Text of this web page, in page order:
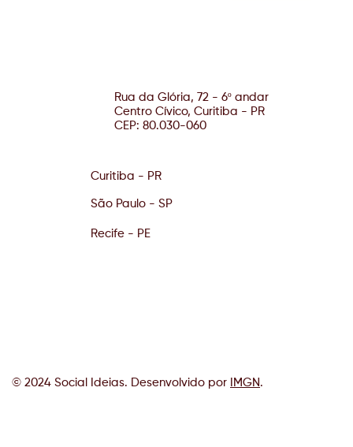
© 2024 Social Ideias. Desenvolvido por IMGN .
Curitiba - PR
São Paulo - SP
Recife - PE
Rua da Glória, 72 - 6º andar
Centro Cívico, Curitiba - PR
CEP: 80.030-060